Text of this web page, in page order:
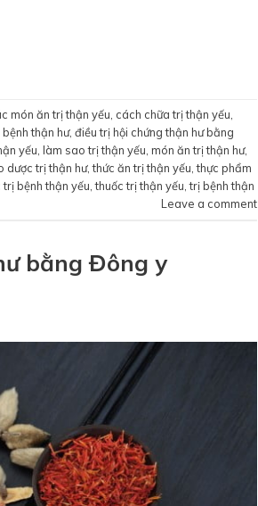
món ăn trị thận yếu, cách chữa trị thận yếu,
thận hư, điều trị hội chứng thận hư bằng
yếu, làm sao trị thận yếu, món ăn trị thận hư,
dược trị thận hư,thức ăn trị thận yếu,thực phẩm
trị bệnh thận yếu,thuốc trị thận yếu,trị bệnh thận
Leave a comment
bằng Đông y